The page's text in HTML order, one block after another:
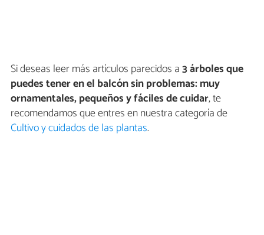
Si deseas leer más artículos parecidos a3 árboles que
puedes tener en el balcón sin problemas: muy
ornamentales, pequeños y fáciles de cuidar, te
recomendamos que entres en nuestra categoría de
Cultivo y cuidados de las plantas.